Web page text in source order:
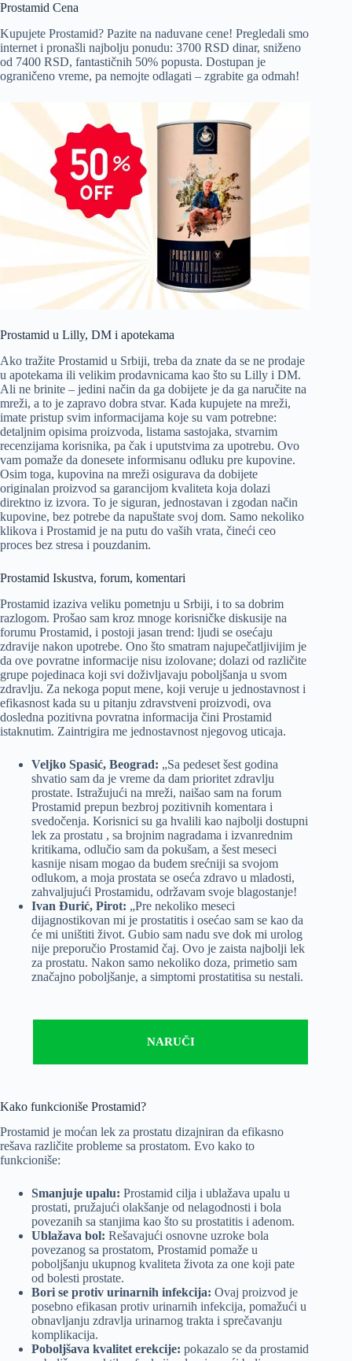
Prostamid Cena
Kupujete Prostamid? Pazite na naduvane cene! Pregledali smo
internet i pronašli najbolju ponudu: 3700 RSD dinar, sniženo
od 7400 RSD, fantastičnih 50% popusta. Dostupan je
ograničeno vreme, pa nemojte odlagati – zgrabite ga odmah!
Prostamid u Lilly, DM i apotekama
Ako tražite Prostamid u Srbiji, treba da znate da se ne prodaje
u apotekama ili velikim prodavnicama kao što su Lilly i DM.
Ali ne brinite – jedini način da ga dobijete je da ga naručite na
mreži, a to je zapravo dobra stvar. Kada kupujete na mreži,
imate pristup svim informacijama koje su vam potrebne:
detaljnim opisima proizvoda, listama sastojaka, stvarnim
recenzijama korisnika, pa čak i uputstvima za upotrebu. Ovo
vam pomaže da donesete informisanu odluku pre kupovine.
Osim toga, kupovina na mreži osigurava da dobijete
originalan proizvod sa garancijom kvaliteta koja dolazi
direktno iz izvora. To je siguran, jednostavan i zgodan način
kupovine, bez potrebe da napuštate svoj dom. Samo nekoliko
klikova i Prostamid je na putu do vaših vrata, čineći ceo
proces bez stresa i pouzdanim.
Prostamid Iskustva, forum, komentari
Prostamid izaziva veliku pometnju u Srbiji, i to sa dobrim
razlogom. Prošao sam kroz mnoge korisničke diskusije na
forumu Prostamid, i postoji jasan trend: ljudi se osećaju
zdravije nakon upotrebe. Ono što smatram najupečatljivijim je
da ove povratne informacije nisu izolovane; dolazi od različite
grupe pojedinaca koji svi doživljavaju poboljšanja u svom
zdravlju. Za nekoga poput mene, koji veruje u jednostavnost i
efikasnost kada su u pitanju zdravstveni proizvodi, ova
dosledna pozitivna povratna informacija čini Prostamid
istaknutim. Zaintrigira me jednostavnost njegovog uticaja.
Veljko Spasić, Beograd: „Sa pedeset šest godina
shvatio sam da je vreme da dam prioritet zdravlju
prostate. Istražujući na mreži, naišao sam na forum
Prostamid prepun bezbroj pozitivnih komentara i
svedočenja. Korisnici su ga hvalili kao najbolji dostupni
lek za prostatu , sa brojnim nagradama i izvanrednim
kritikama, odlučio sam da pokušam, a šest meseci
kasnije nisam mogao da budem srećniji sa svojom
odlukom, a moja prostata se oseća zdravo u mladosti,
zahvaljujući Prostamidu, održavam svoje blagostanje!
Ivan Đurić, Pirot: „Pre nekoliko meseci
dijagnostikovan mi je prostatitis i osećao sam se kao da
će mi uništiti život. Gubio sam nadu sve dok mi urolog
nije preporučio Prostamid čaj. Ovo je zaista najbolji lek
za prostatu. Nakon samo nekoliko doza, primetio sam
značajno poboljšanje, a simptomi prostatitisa su nestali.
NARUČI
Kako funkcioniše Prostamid?
Prostamid je moćan lek za prostatu dizajniran da efikasno
rešava različite probleme sa prostatom. Evo kako to
funkcioniše:
Smanjuje upalu: Prostamid cilja i ublažava upalu u
prostati, pružajući olakšanje od nelagodnosti i bola
povezanih sa stanjima kao što su prostatitis i adenom.
Ublažava bol: Rešavajući osnovne uzroke bola
povezanog sa prostatom, Prostamid pomaže u
poboljšanju ukupnog kvaliteta života za one koji pate
od bolesti prostate.
Bori se protiv urinarnih infekcija: Ovaj proizvod je
posebno efikasan protiv urinarnih infekcija, pomažući u
obnavljanju zdravlja urinarnog trakta i sprečavanju
komplikacija.
Poboljšava kvalitet erekcije: pokazalo se da prostamid